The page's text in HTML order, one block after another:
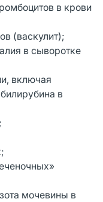
в крови
(васкулит);
в сыворотке
включая
в
мочевины в